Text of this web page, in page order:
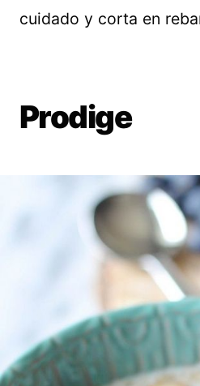
cuidado y corta en
Prodige